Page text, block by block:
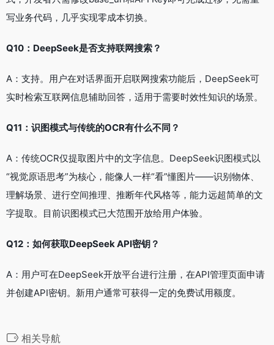
写业务代码，几乎实现零成本切换。
Q10：DeepSeek是否支持联网搜索？
A：支持。用户在对话界面开启联网搜索功能后，DeepSeek可
实时检索互联网信息辅助回答，适用于需要时效性知识的场景。
Q11：识图模式与传统的OCR有什么不同？
A：传统OCR仅提取图片中的文字信息。DeepSeek识图模式以
“视觉原语思考”为核心，能像人一样“看”懂图片——识别物体、
理解场景、进行空间推理、推断年代风格等，能力远超简单的文
字提取。目前识图模式已大范围开放给用户体验。
Q12：如何获取DeepSeek API密钥？
A：用户可在DeepSeek开放平台进行注册，在API管理页面申请
并创建API密钥。新用户通常可获得一定的免费试用额度。
相关导航